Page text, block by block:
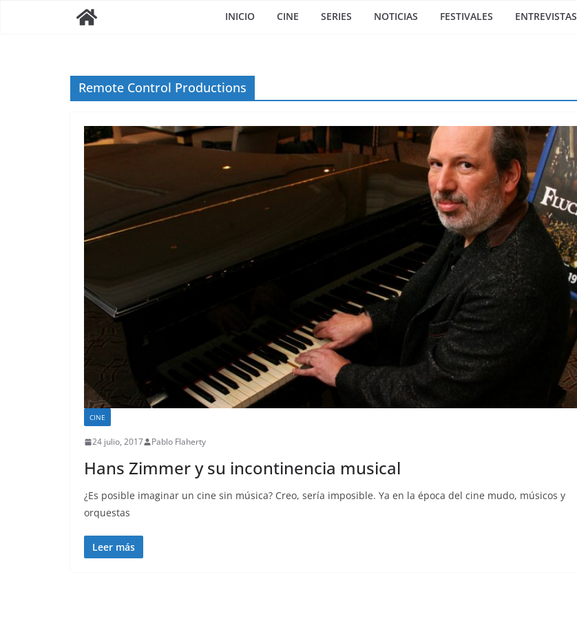
INICIO CINE SERIES NOTICIAS FESTIVALES ENTREVISTAS
Remote Control Productions
CINE
24 julio, 2017 Pablo Flaherty
Hans Zimmer y su incontinencia musical
¿Es posible imaginar un cine sin música? Creo, sería imposible. Ya en la época del cine mudo, músicos y
orquestas
Leer más